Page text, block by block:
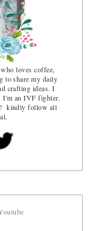
loves coffee,
to share my daily
crafting ideas. I
I'm an IVF fighter.
kindly follow all